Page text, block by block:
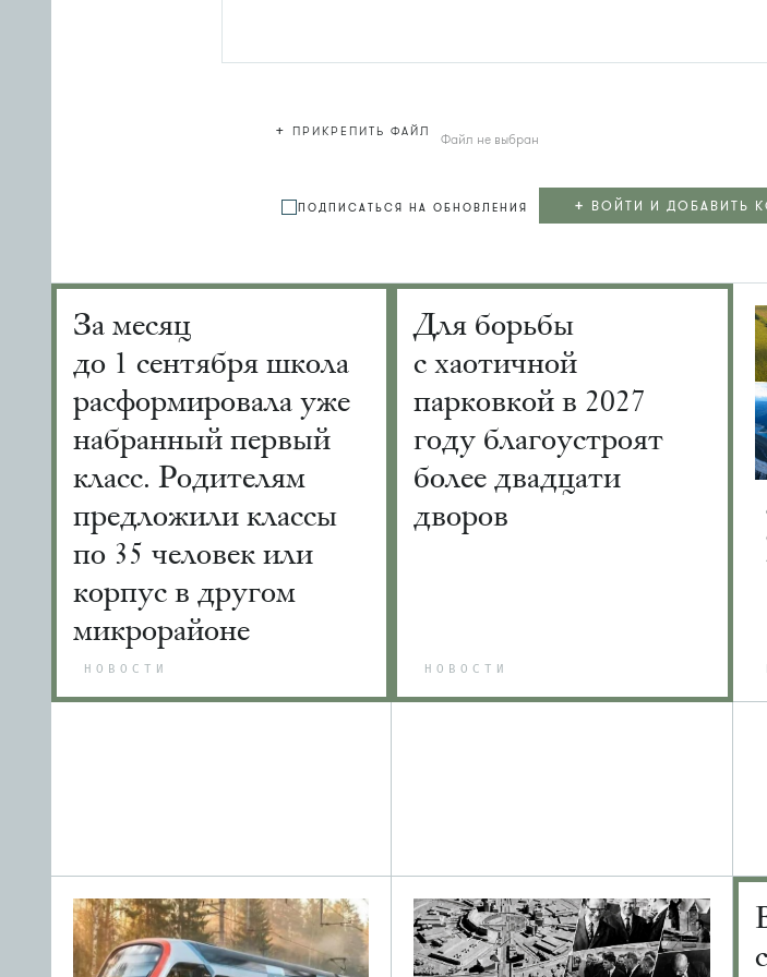
+ ПРИКРЕПИТЬ ФАЙЛ Файл не выбран
ПОДПИСАТЬСЯ НА ОБНОВЛЕНИЯ + ВОЙТИ И ДОБАВИТЬ
За месяц
до 1 сентября школа
расформировала уже
набранный первый
класс. Родителям
предложили классы
по 35 человек или
корпус в другом
микрорайоне
НОВОСТИ
Для борьбы
с хаотичной
парковкой в 2027
году благоустроят
более двадцати
дворов
НОВОСТИ